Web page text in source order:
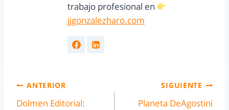
trabajo profesional en
jjgonzalezharo.com
ANTERIOR
Dolmen Editorial:
SIGUIENTE
Planeta DeAgostini